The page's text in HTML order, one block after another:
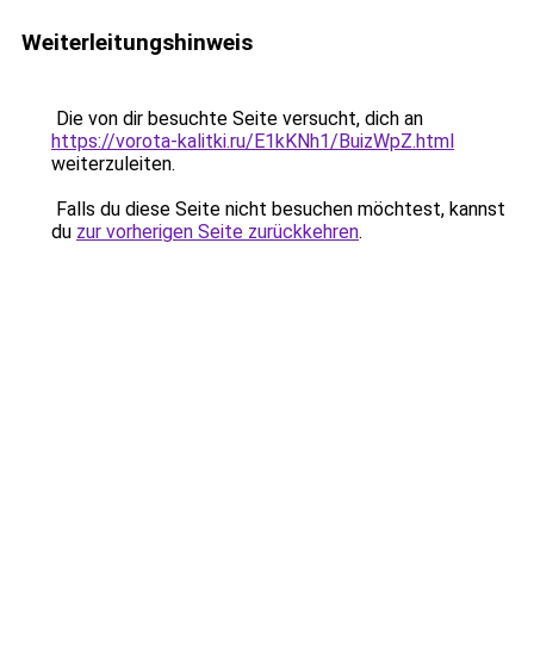
Weiterleitungshinweis
Die von dir besuchte Seite versucht, dich an
https://vorota-kalitki.ru/E1kKNh1/BuizWpZ.html
weiterzuleiten.
Falls du diese Seite nicht besuchen möchtest, kannst
du zur vorherigen Seite zurückkehren.